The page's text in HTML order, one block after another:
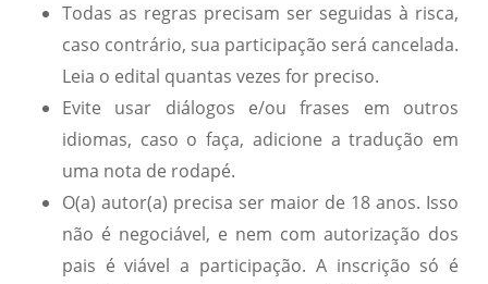
Todas as regras precisam ser seguidas à risca,
caso contrário, sua participação será cancelada.
Leia o edital quantas vezes for preciso.
Evite usar diálogos e/ou frases em outros
idiomas, caso o faça, adicione a tradução em
uma nota de rodapé.
O(a) autor(a) precisa ser maior de 18 anos. Isso
não é negociável, e nem com autorização dos
pais é viável a participação. A inscrição só é